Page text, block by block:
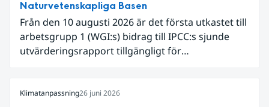
uppmätts för en juni månad, vilket ligger i fas med
en framväxande El Niño i Stilla havet.
Naturvetenskapliga Basen
Från den 10 augusti 2026 är det första utkastet till
arbetsgrupp 1 (WGI:s) bidrag till IPCC:s sjunde
utvärderingsrapport tillgängligt för
Klimatanpassning26 juni 2026